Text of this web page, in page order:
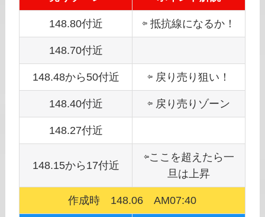
148.80付近 ⇦ 抵抗線になるか！
148.70付近
148.48から50付近 ⇦ 戻り売り狙い！
148.40付近 ⇦ 戻り売りゾーン
148.27付近
148.15から17付近
⇦ここを超えたら一
旦は上昇
作成時 148.06 AM07:40